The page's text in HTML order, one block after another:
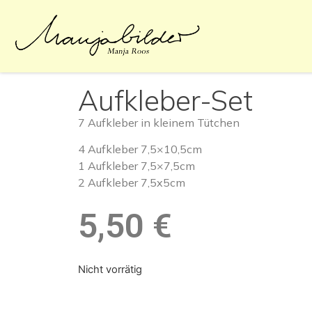
Aufkleber-Set
7 Aufkleber in kleinem Tütchen
4 Aufkleber 7,5×10,5cm
1 Aufkleber 7,5×7,5cm
2 Aufkleber 7,5x5cm
5,50 €
Nicht vorrätig